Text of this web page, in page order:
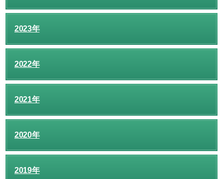
2023年
2022年
2021年
2020年
2019年